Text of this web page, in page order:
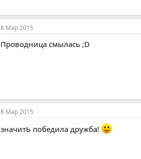
8 Мар 2015
Проводница смылась ;D
8 Мар 2015
значитЬ победила дружба!